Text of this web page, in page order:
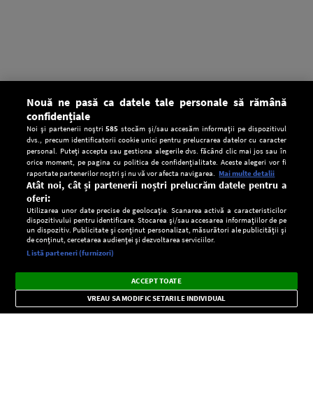
CONFIDENŢIALITATE
Setări:
Dark
Mode
Radio live, podcasturi, știri și alerte
importante.
×
Nouă ne pasă ca datele tale personale să rămână
confidențiale
Noi și partenerii noștri585 stocăm și/sau accesăm informații pe dispozitivul
dvs., precum identificatorii cookie unici pentru prelucrarea datelor cu caracter
personal. Puteți accepta sau gestiona alegerile dvs. făcând clic mai jos sau în
orice moment, pe pagina cu politica de confidențialitate. Aceste alegeri vor fi
raportate partenerilor noștri și nu vă vor afecta navigarea. Mai multe detalii
Atât noi, cât și partenerii noștri prelucrăm datele pentru a
oferi:
Utilizarea unor date precise de geolocație. Scanarea activă a caracteristicilor
dispozitivului pentru identificare. Stocarea și/sau accesarea informațiilor de pe
un dispozitiv. Publicitate și conținut personalizat, măsurători ale publicității și
de conținut, cercetarea audienței și dezvoltarea serviciilor.
Listă parteneri (furnizori)
ACCEPT TOATE
VREAU SA MODIFIC SETARILE INDIVIDUAL